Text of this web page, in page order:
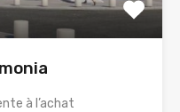
à l’achat